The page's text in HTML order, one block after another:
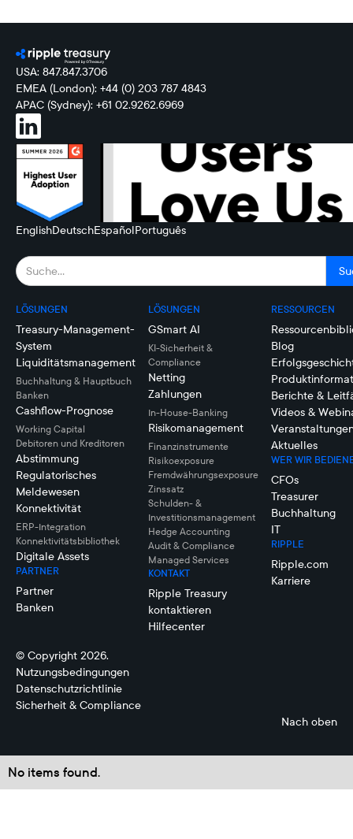
USA: 847.847.3706
EMEA (London): +44 (0) 203 787 4843
APAC (Sydney): +61 02.9262.6969
EnglishDeutschEspañolPortuguês
LÖSUNGEN
Treasury-Management-
System
Liquiditätsmanagement
Buchhaltung & Hauptbuch
Banken
Cashflow-Prognose
Working Capital
Debitoren und Kreditoren
Abstimmung
Regulatorisches
Meldewesen
Konnektivität
ERP-Integration
Konnektivitätsbibliothek
Digitale Assets
PARTNER
Partner
Banken
LÖSUNGEN
GSmart AI
KI-Sicherheit &
Compliance
Netting
Zahlungen
In-House-Banking
Risikomanagement
Finanzinstrumente
Risikoexposure
Fremdwährungsexposure
Zinssatz
Schulden- &
Investitionsmanagement
Hedge Accounting
Audit & Compliance
Managed Services
KONTAKT
Ripple Treasury
kontaktieren
Hilfecenter
RESSOURCEN
Blog
Berichte &
Videos &
Aktuelles
WER WIR
CFOs
Treasurer
Buchhaltung
IT
RIPPLE
Ripple.com
Karriere
© Copyright 2026.
Nutzungsbedingungen
Datenschutzrichtlinie
Sicherheit & Compliance
Nach oben
No items found.